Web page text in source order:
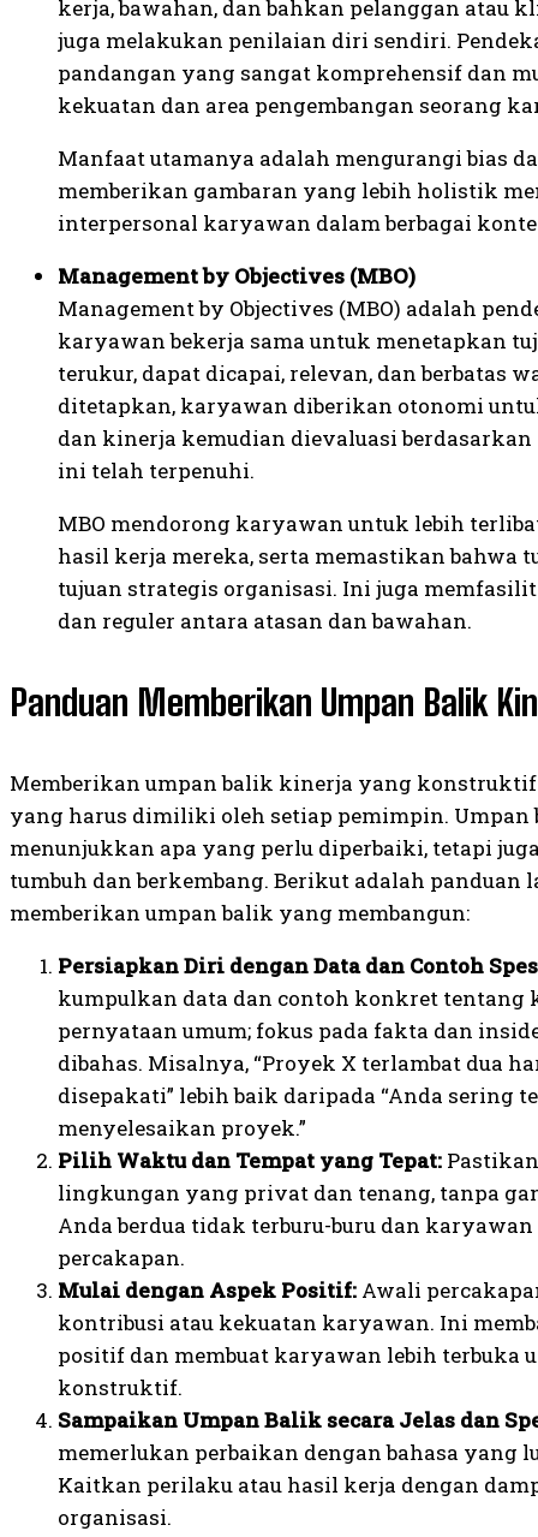
kerja, bawahan, dan bahkan pelanggan atau
juga melakukan penilaian diri sendiri.
pandangan yang sangat komprehensif dan
kekuatan dan area pengembangan seorang
Manfaat utamanya adalah mengurangi bias
memberikan gambaran yang lebih holistik
interpersonal karyawan dalam berbagai
Management by Objectives (MBO)
Management by Objectives (MBO) adalah
karyawan bekerja sama untuk menetapkan
terukur, dapat dicapai, relevan, dan berbatas
ditetapkan, karyawan diberikan otonomi
dan kinerja kemudian dievaluasi berdasarkan
ini telah terpenuhi.
MBO mendorong karyawan untuk lebih
hasil kerja mereka, serta memastikan bahwa
tujuan strategis organisasi. Ini juga
dan reguler antara atasan dan bawahan.
Panduan Memberikan Umpan Balik
Memberikan umpan balik kinerja yang
yang harus dimiliki oleh setiap pemimpin.
menunjukkan apa yang perlu diperbaiki, tetapi
tumbuh dan berkembang. Berikut adalah
memberikan umpan balik yang membangun:
Persiapkan Diri dengan Data dan Contoh
kumpulkan data dan contoh konkret
pernyataan umum; fokus pada fakta dan
dibahas. Misalnya, “Proyek X terlambat dua
disepakati” lebih baik daripada “Anda sering
menyelesaikan proyek.”
Pilih Waktu dan Tempat yang Tepat:
lingkungan yang privat dan tenang, tanpa
Anda berdua tidak terburu-buru dan
percakapan.
Mulai dengan Aspek Positif: Awali
kontribusi atau kekuatan karyawan. Ini
positif dan membuat karyawan lebih
konstruktif.
Sampaikan Umpan Balik secara Jelas dan
memerlukan perbaikan dengan bahasa yang
Kaitkan perilaku atau hasil kerja dengan
organisasi.